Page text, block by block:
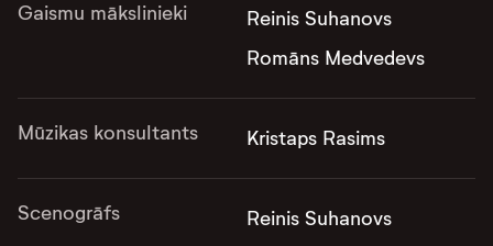
Gaismu mākslinieki
Reinis Suhanovs
Romāns Medvedevs
Mūzikas konsultants Kristaps Rasims
Scenogrāfs Reinis Suhanovs